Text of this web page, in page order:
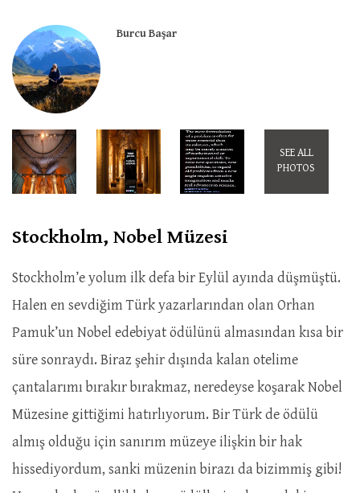
Burcu Başar
SEE ALL
PHOTOS
Stockholm, Nobel Müzesi
Stockholm’e yolum ilk defa bir Eylül ayında düşmüştü.
Halen en sevdiğim Türk yazarlarından olan Orhan
Pamuk’un Nobel edebiyat ödülünü almasından kısa bir
süre sonraydı. Biraz şehir dışında kalan otelime
çantalarımı bırakır bırakmaz, neredeyse koşarak Nobel
Müzesine gittiğimi hatırlıyorum. Bir Türk de ödülü
almış olduğu için sanırım müzeye ilişkin bir hak
hissediyordum, sanki müzenin birazı da bizimmiş gibi!